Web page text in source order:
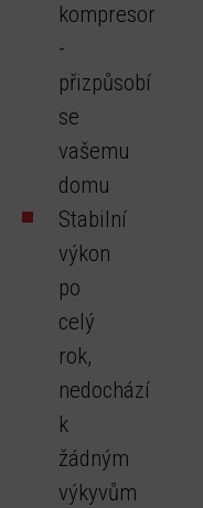
kompresor
-
přizpůsobí
se
vašemu
domu
Stabilní
výkon
po
celý
rok,
nedochází
k
žádným
výkyvům